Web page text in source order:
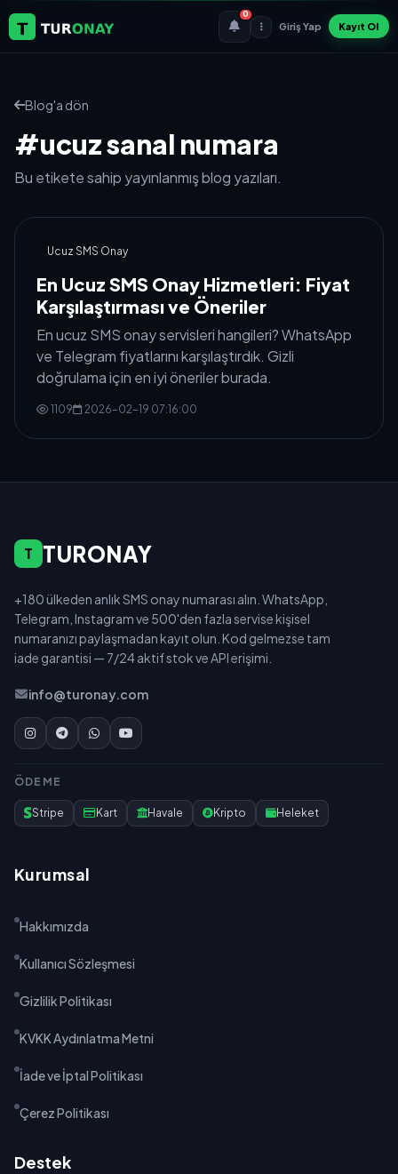
0
Giriş Yap Kayıt Ol
Blog'a dön
#ucuz sanal numara
Bu etikete sahip yayınlanmış blog yazıları.
Ucuz SMS Onay
En Ucuz SMS Onay Hizmetleri: Fiyat
Karşılaştırması ve Öneriler
En ucuz SMS onay servisleri hangileri? WhatsApp
ve Telegram fiyatlarını karşılaştırdık. Gizli
doğrulama için en iyi öneriler burada.
1109 2026-02-19 07:16:00
T TURONAY
+180 ülkeden anlık SMS onay numarası alın. WhatsApp,
Telegram, Instagram ve 500'den fazla servise kişisel
numaranızı paylaşmadan kayıt olun. Kod gelmezse tam
iade garantisi — 7/24 aktif stok ve API erişimi.
info@turonay.com
ÖDEME
Stripe Kart Havale Kripto Heleket
Kurumsal
Hakkımızda
Kullanıcı Sözleşmesi
Gizlilik Politikası
KVKK Aydınlatma Metni
İade ve İptal Politikası
Çerez Politikası
Destek